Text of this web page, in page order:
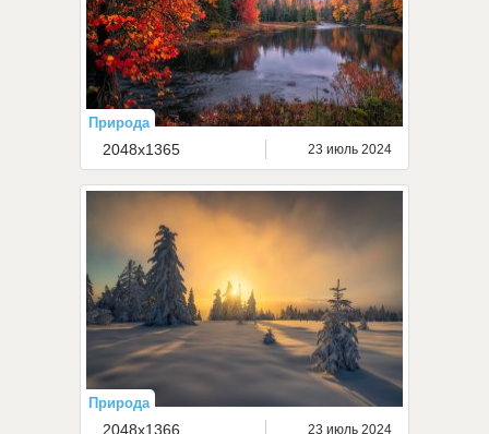
Природа
2048x1365 23 июль 2024
Природа
2048x1366 23 июль 2024